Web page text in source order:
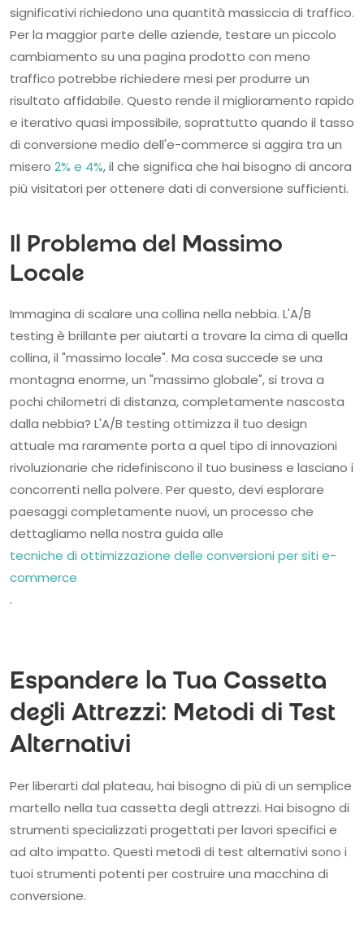
significativi richiedono una quantità massiccia di traffico.
Per la maggior parte delle aziende, testare un piccolo
cambiamento su una pagina prodotto con meno
traffico potrebbe richiedere mesi per produrre un
risultato affidabile. Questo rende il miglioramento rapido
e iterativo quasi impossibile, soprattutto quando il tasso
di conversione medio dell'e-commerce si aggira tra un
misero 2% e 4%, il che significa che hai bisogno di ancora
più visitatori per ottenere dati di conversione sufficienti.
Il Problema del Massimo
Locale
Immagina di scalare una collina nella nebbia. L'A/B
testing è brillante per aiutarti a trovare la cima di quella
collina, il "massimo locale". Ma cosa succede se una
montagna enorme, un "massimo globale", si trova a
pochi chilometri di distanza, completamente nascosta
dalla nebbia? L'A/B testing ottimizza il tuo design
attuale ma raramente porta a quel tipo di innovazioni
rivoluzionarie che ridefiniscono il tuo business e lasciano i
concorrenti nella polvere. Per questo, devi esplorare
paesaggi completamente nuovi, un processo che
dettagliamo nella nostra guida alle
tecniche di ottimizzazione delle conversioni per siti e-
commerce
.
Espandere la Tua Cassetta
degli Attrezzi: Metodi di Test
Alternativi
Per liberarti dal plateau, hai bisogno di più di un semplice
martello nella tua cassetta degli attrezzi. Hai bisogno di
strumenti specializzati progettati per lavori specifici e
ad alto impatto. Questi metodi di test alternativi sono i
tuoi strumenti potenti per costruire una macchina di
conversione.